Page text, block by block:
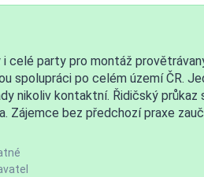
i celé party pro montáž
spolupráci po celém území ČR.
nikoliv kontaktní. Řidičský průkaz
Zájemce bez předchozí praxe